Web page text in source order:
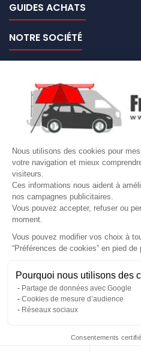
Nous utilisons des cookies pour
votre navigation et mieux
visiteurs.
Ces informations nous aident à
nos campagnes publicitaires.
Vous pouvez accepter, refuser ou
moment.
Vous pouvez modifier vos choix à
“Préférences de cookies” en pied de
Pourquoi nous utilisons des
Partage de données avec Google
Cookies de mesure d’audience
Réseaux sociaux
Consentements
Gérer mes cookies
GUIDES ACHATS
NOTRE SOCIÉTÉ
VOTRE COMPTE
Site protégé par
LETTRE
© Copyright 2026 France